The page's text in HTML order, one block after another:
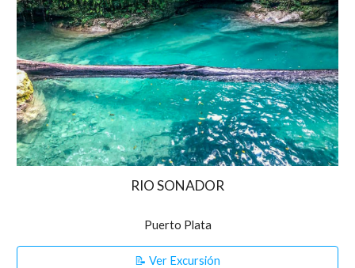
RIO SONADOR
Puerto Plata
📝 Ver Excursión